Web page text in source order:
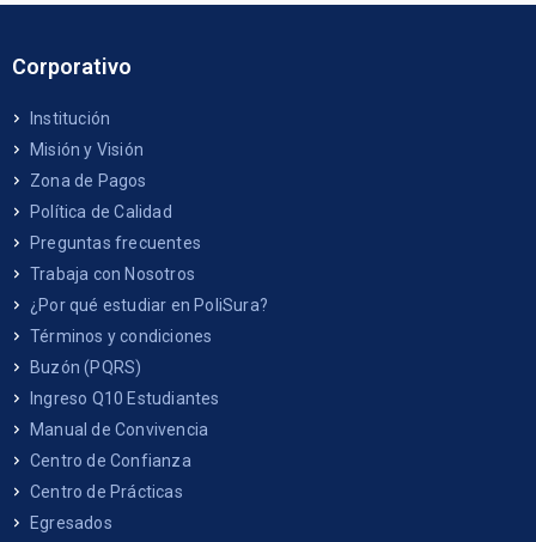
Corporativo
Institución
Misión y Visión
Zona de Pagos
Política de Calidad
Preguntas frecuentes
Trabaja con Nosotros
¿Por qué estudiar en PoliSura?
Términos y condiciones
Buzón (PQRS)
Ingreso Q10 Estudiantes
Manual de Convivencia
Centro de Confianza
Centro de Prácticas
Egresados